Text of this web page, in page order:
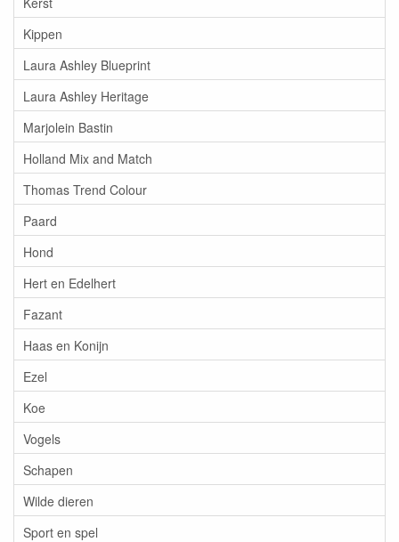
Kippen
Laura Ashley Blueprint
Laura Ashley Heritage
Marjolein Bastin
Holland Mix and Match
Thomas Trend Colour
Paard
Hond
Hert en Edelhert
Fazant
Haas en Konijn
Ezel
Koe
Vogels
Schapen
Wilde dieren
Sport en spel